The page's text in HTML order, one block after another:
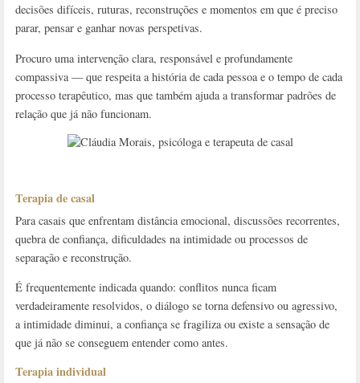
decisões difíceis, ruturas, reconstruções e momentos em que é preciso
parar, pensar e ganhar novas perspetivas.
Procuro uma intervenção clara, responsável e profundamente
compassiva — que respeita a história de cada pessoa e o tempo de cada
processo terapêutico, mas que também ajuda a transformar padrões de
relação que já não funcionam.
Terapia de casal
Para casais que enfrentam distância emocional, discussões recorrentes,
quebra de confiança, dificuldades na intimidade ou processos de
separação e reconstrução.
É frequentemente indicada quando: conflitos nunca ficam
verdadeiramente resolvidos, o diálogo se torna defensivo ou agressivo,
a intimidade diminui, a confiança se fragiliza ou existe a sensação de
que já não se conseguem entender como antes.
Terapia individual